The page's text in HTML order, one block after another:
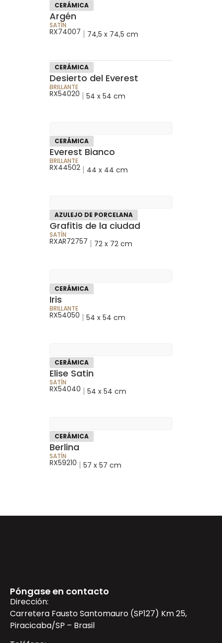
CERÁMICA
Argén
SATÍN
RX74007 | 74,5 x 74,5 cm
CERÁMICA
Desierto del Everest
BRILLANTE
RX54020 | 54 x 54 cm
CERÁMICA
Everest Bianco
BRILLANTE
RX44502 | 44 x 44 cm
AZULEJO DE PORCELANA
Grafitis de la ciudad
SATÍN
RXAR72757 | 72 x 72 cm
CERÁMICA
Iris
BRILLANTE
RX54050 | 54 x 54 cm
CERÁMICA
Elise Satin
SATÍN
RX54040 | 54 x 54 cm
CERÁMICA
Berlina
SATÍN
RX59210 | 57 x 57 cm
Póngase en contacto
Dirección:
Carretera Fausto Santomauro (SP127) Km 25,
Piracicaba/SP – Brasil